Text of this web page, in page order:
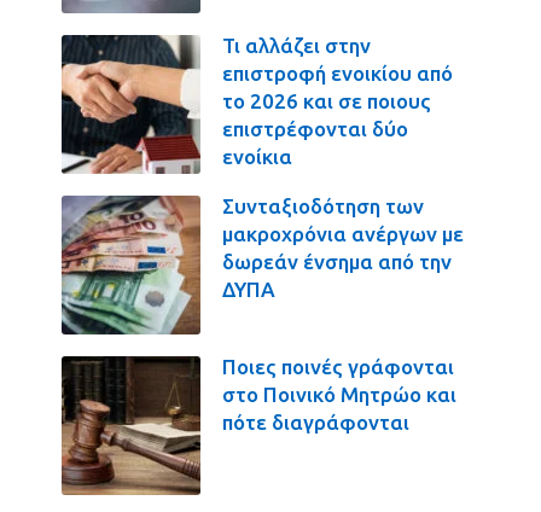
Τι αλλάζει στην
επιστροφή ενοικίου από
το 2026 και σε ποιους
επιστρέφονται δύο
ενοίκια
Συνταξιοδότηση των
μακροχρόνια ανέργων με
δωρεάν ένσημα από την
ΔΥΠΑ
Ποιες ποινές γράφονται
στο Ποινικό Μητρώο και
πότε διαγράφονται